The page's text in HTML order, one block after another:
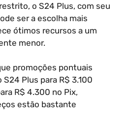
o S24 Plus, com seu
ser a escolha mais
ótimos recursos a um
menor.
promoções pontuais
Plus para R$ 3.100
R$ 4.300 no Pix,
estão bastante